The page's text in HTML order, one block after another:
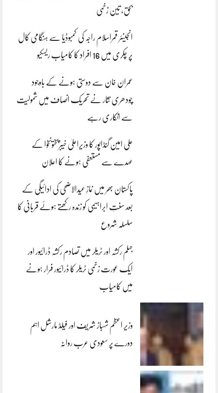
بحق، تین زخمی
انجینئر قمراسلام راجہ کی کمبوڈیا سے ہنگامی کال
پر چکری میں 16 افراد کا کامیاب ریسکیو
عمران خان سے دوستی ہونے کے باوجود
چودھری نثار نے تحریک انصاف میں شمولیت
سے انکاری رہے
علی امین گنڈاپور کا وزیراعلیٰ خیبرپختونخوا کے
عہدے سے مستعفی ہونے کا اعلان
پاکستان بھر میں نمازِ عیدالاضحی کی ادائیگی کے
بعد سنتِ ابراہیمی کو زندہ رکھتے ہوئے قربانی کا
سلسلہ شروع
جہلم رکشہ اور ٹریلر میں تصادم رکشہ ڈرائیور اور
ایک عورت زخمی ٹریلر کا ڈرائیور فرار ہونے
میں کامیاب
وزیر اعظم شہباز شریف اور فیلڈ مارشل اہم
دورے پر سعودی عرب روانہ